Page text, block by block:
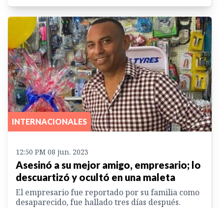
INTERNACIONALES
12:50 PM 08 jun. 2023
Asesinó a su mejor amigo, empresario; lo
descuartizó y ocultó en una maleta
El empresario fue reportado por su familia como
desaparecido, fue hallado tres días después.